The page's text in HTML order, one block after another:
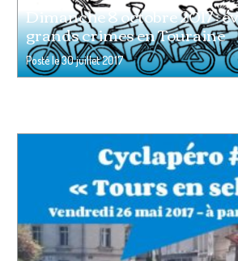
Dimanche 8 octobre 2017 :
grands crimes en Touraine
Posté le30 juillet 2017